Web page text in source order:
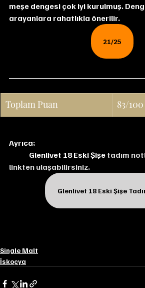
meşe dengesi çok iyi kurulmuş.
arayanlara rahatlıkla önerilir.
21/25
Toplam Puan 83/100
Ayrıca;
Glenlivet 18 Eski Şişe tadım
linkten ulaşabilirsiniz.
Glenlivet 18 Eski Şişe
Single Malt
İskoçya